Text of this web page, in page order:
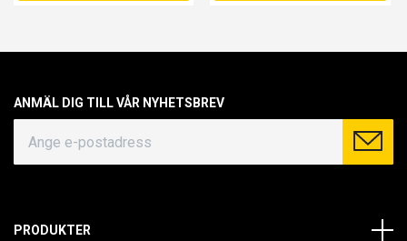
ANMÄL DIG TILL VÅR NYHETSBREV
PRODUKTER